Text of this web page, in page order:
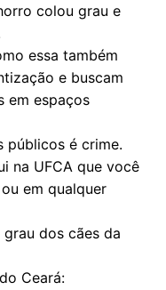
colou grau e
essa também
e buscam
em espaços
públicos é crime.
na UFCA que você
em qualquer
dos cães da
Ceará: